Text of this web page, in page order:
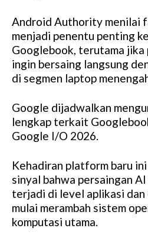
Android Authority menilai
menjadi penentu penting
Googlebook, terutama
ingin bersaing langsung
di segmen laptop
Google dijadwalkan
lengkap terkait
Google I/O 2026.
Kehadiran platform baru
sinyal bahwa persaingan
terjadi di level aplikasi
mulai merambah sistem
komputasi utama.